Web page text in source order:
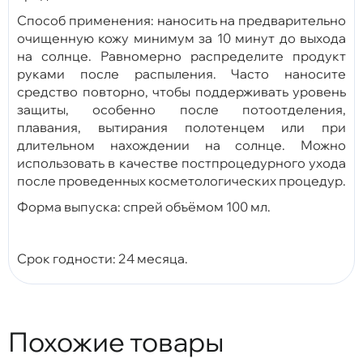
Способ применения: наносить на предварительно
очищенную кожу минимум за 10 минут до выхода
на солнце. Равномерно распределите продукт
руками после распыления. Часто наносите
средство повторно, чтобы поддерживать уровень
защиты, особенно после потоотделения,
плавания, вытирания полотенцем или при
длительном нахождении на солнце. Можно
использовать в качестве постпроцедурного ухода
после проведенных косметологических процедур.
Форма выпуска: спрей объёмом 100 мл.
Срок годности: 24 месяца.
Похожие товары